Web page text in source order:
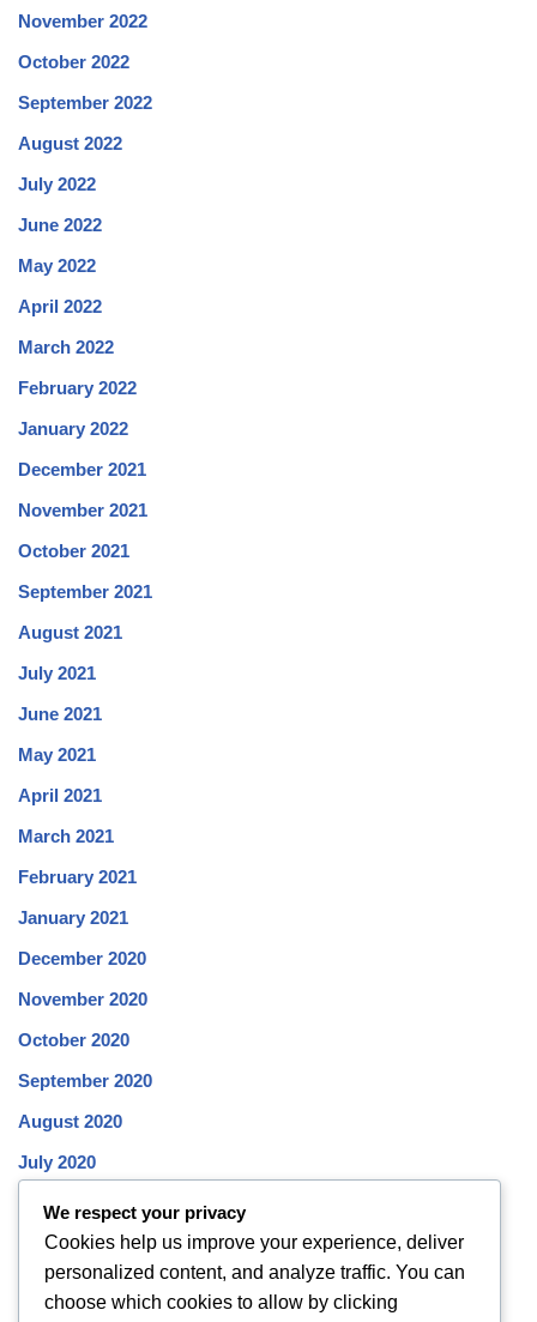
November 2022
October 2022
September 2022
August 2022
July 2022
June 2022
May 2022
April 2022
March 2022
February 2022
January 2022
December 2021
November 2021
October 2021
September 2021
August 2021
July 2021
June 2021
May 2021
April 2021
March 2021
February 2021
January 2021
December 2020
November 2020
October 2020
September 2020
August 2020
July 2020
June 2020
May 2020
April 2020
We respect your privacy
Cookies help us improve your experience, deliver
personalized content, and analyze traffic. You can
choose which cookies to allow by clicking